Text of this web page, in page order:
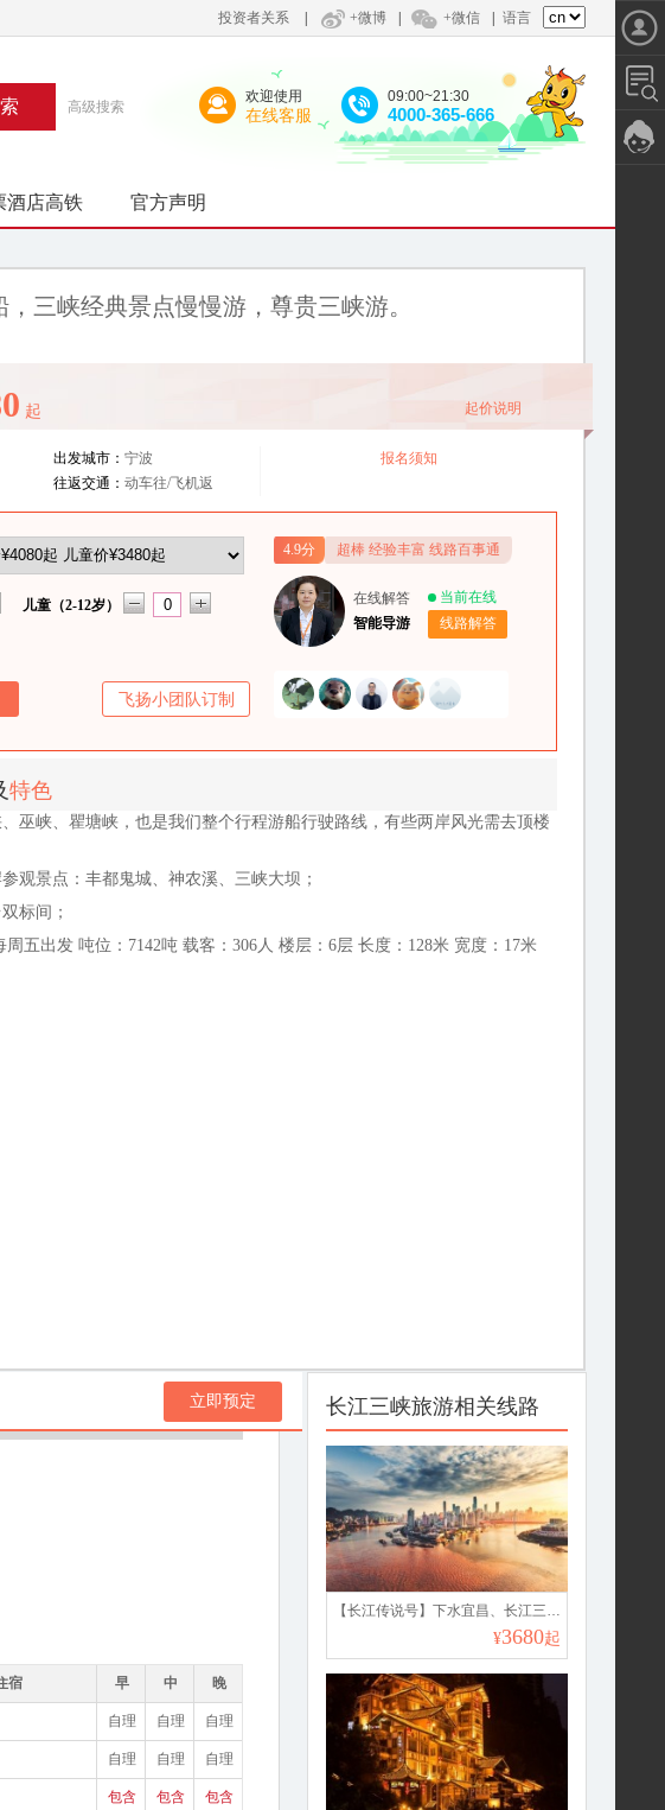
投资者关系 +微博 +微信 语言
高级搜索
欢迎使用
在线客服
09:00~21:30
4000-365-666
酒店高铁 官方声明
，三峡经典景点慢慢游，尊贵三峡游。
起 起价说明
出发城市： 宁波
往返交通： 动车往/飞机返
报名须知
儿童（2-12岁）
飞扬小团队订制
4.9分 超棒 经验丰富 线路百事通
在线解答
智能导游
当前在线
线路解答
特色
巫峡、瞿塘峡，也是我们整个行程游船行驶路线，有些两岸风光需去顶楼
观景点：丰都鬼城、神农溪、三峡大坝；
标间；
五出发 吨位：7142吨 载客：306人 楼层：6层 长度：128米 宽度：17米
立即预定
宿 早 中 晚
自理 自理 自理
自理 自理 自理
包含 包含 包含
长江三峡旅游相关线路
【长江传说号】下水宜昌、长江三峡、重庆双动6日游
¥3680起